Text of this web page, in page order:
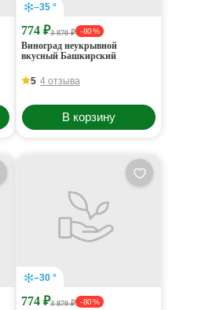
–35 °
774 ₽3 870 ₽ - 80 %
Виноград неукрывной
вкусный Башкирский
5 4 отзыва
В корзину
–30 °
774 ₽3 870 ₽ - 80 %